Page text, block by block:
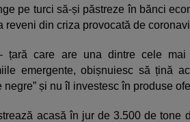
pe turci să-și păstreze în bănci
reveni din criza provocată de
țară care are una dintre cele
emergente, obișnuiesc să țină
negre” și nu îl investesc în produse
acasă în jur de 3.500 de tone